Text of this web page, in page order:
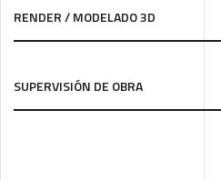
RENDER / MODELADO 3D
SUPERVISIÓN DE OBRA